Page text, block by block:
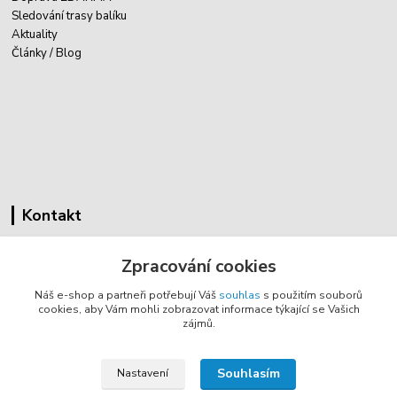
Sledování trasy balíku
Aktuality
Články / Blog
Kontakt
Zákostelí 83
783 44 Náměšť na Hané
Zpracování cookies
Náš e-shop a partneři potřebují Váš souhlas s použitím souborů
cookies, aby Vám mohli zobrazovat informace týkající se Vašich
zájmů.
Nastavení Souhlasím